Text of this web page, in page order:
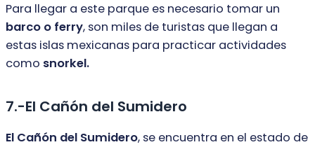
Para llegar a este parque es necesario tomar un
barco o ferry, son miles de turistas que llegan a
estas islas mexicanas para practicar actividades
como snorkel.
7.-El Cañón del Sumidero
El Cañón del Sumidero, se encuentra en el estado de